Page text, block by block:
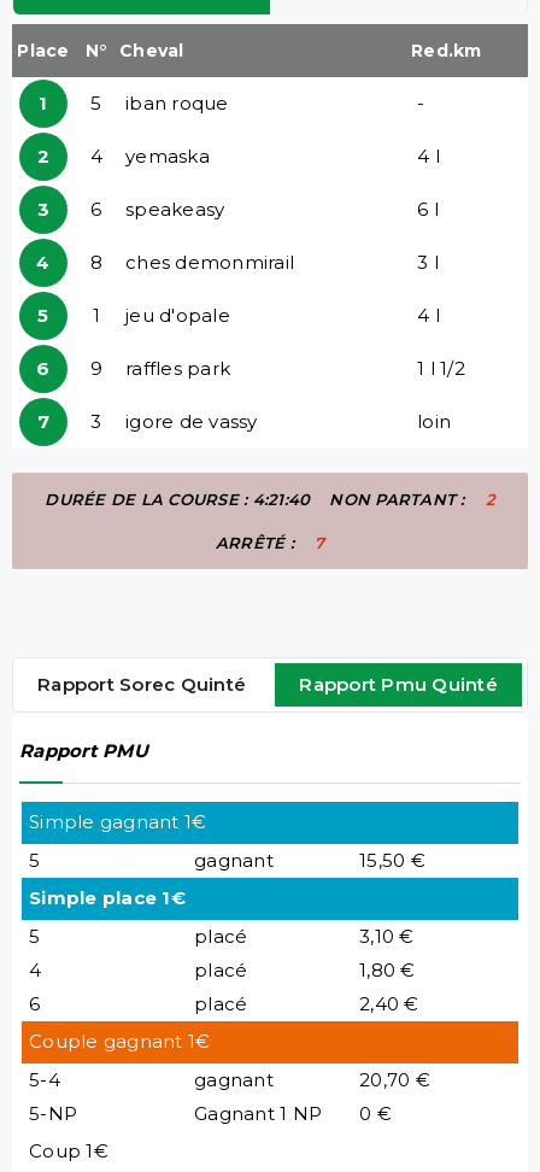
Place N° Cheval Red.km
1 5 iban roque -
2 4 yemaska 4 l
3 6 speakeasy 6 l
4 8 ches demonmirail 3 l
5 1 jeu d'opale 4 l
6 9 raffles park 1 l 1/2
7 3 igore de vassy loin
DURÉE DE LA COURSE : 4:21:40 NON PARTANT : 2
ARRÊTÉ : 7
Rapport Sorec Quinté Rapport Pmu Quinté
Rapport PMU
Simple gagnant 1€
5
gagnant
15,50 €
Simple place 1€
5
placé
3,10 €
4
placé
1,80 €
6
placé
2,40 €
Couple gagnant 1€
5-4
gagnant
20,70 €
5-NP
Gagnant 1 NP
0 €
Coup 1€